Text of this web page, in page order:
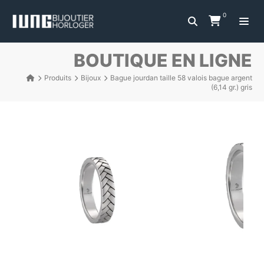
0
BOUTIQUE EN LIGNE
Produits Bijoux
Bague jourdan taille 58 valois bague argent
(6,14 gr.) gris